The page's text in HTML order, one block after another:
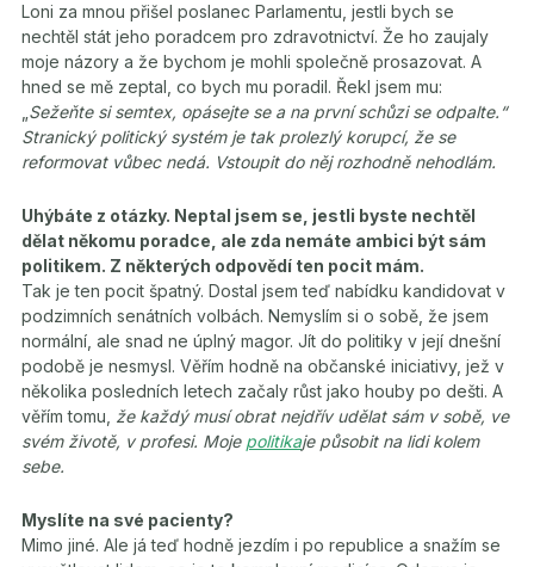
Loni za mnou přišel poslanec Parlamentu, jestli bych se
nechtěl stát jeho poradcem pro zdravotnictví. Že ho zaujaly
moje názory a že bychom je mohli společně prosazovat. A
hned se mě zeptal, co bych mu poradil. Řekl jsem mu:
Sežeňte si semtex, opásejte se a na první schůzi se odpalte.“
Stranický politický systém je tak prolezlý korupcí, že se
reformovat vůbec nedá. Vstoupit do něj rozhodně nehodlám.
Uhýbáte z otázky. Neptal jsem se, jestli byste nechtěl
dělat někomu poradce, ale zda nemáte ambici být sám
politikem. Z některých odpovědí ten pocit mám.
Tak je ten pocit špatný. Dostal jsem teď nabídku kandidovat v
podzimních senátních volbách. Nemyslím si o sobě, že jsem
normální, ale snad ne úplný magor. Jít do politiky v její dnešní
podobě je nesmysl. Věřím hodně na občanské iniciativy, jež v
několika posledních letech začaly růst jako houby po dešti. A
věřím tomu, že každý musí obrat nejdřív udělat sám v sobě, ve
svém životě, v profesi. Moje politikaje působit na lidi kolem
sebe.
Myslíte na své pacienty?
Mimo jiné. Ale já teď hodně jezdím i po republice a snažím se